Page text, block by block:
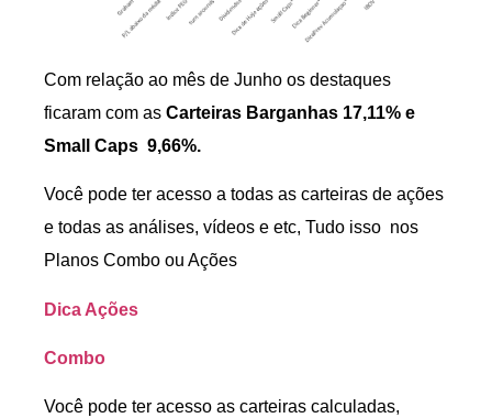
Com relação ao mês de Junho os destaques
ficaram com as Carteiras Barganhas 17,11% e
Small Caps 9,66%.
Você pode ter acesso a todas as carteiras de ações
e todas as análises, vídeos e etc, Tudo isso nos
Planos Combo ou Ações
Dica Ações
Combo
Você pode ter acesso as carteiras calculadas,